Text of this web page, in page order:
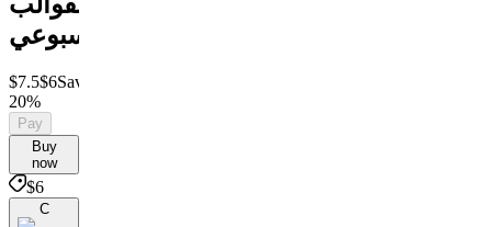
الاسبوعي
$7.5$6Save
20%
Pay
Buy
now
$6
C